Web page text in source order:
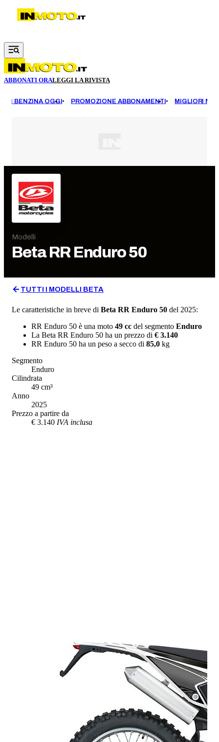
Vai al contenuto principale
ABBONATI ORALEGGI LA RIVISTA
BENZINA OGGI PROMOZIONE ABBONAMENTI MIGLIORI
Modelli
Beta RR Enduro 50
TUTTI I MODELLI BETA
Le caratteristiche in breve di Beta RR Enduro 50 del 2025:
RR Enduro 50 è una moto 49 cc del segmento Enduro
La Beta RR Enduro 50 ha un prezzo di € 3.140
RR Enduro 50 ha un peso a secco di 85,0 kg
Segmento
Enduro
Cilindrata
49 cm³
Anno
2025
Prezzo a partire da
€ 3.140 IVA inclusa